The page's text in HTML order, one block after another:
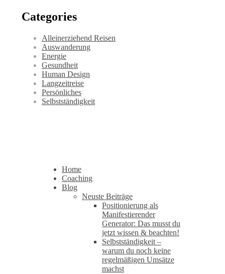
Categories
Alleinerziehend Reisen
Auswanderung
Energie
Gesundheit
Human Design
Langzeitreise
Persönliches
Selbstständigkeit
Home
Coaching
Blog
Neuste Beiträge
Positionierung als
Manifestierender
Generator: Das musst du
jetzt wissen & beachten!
Selbstständigkeit –
warum du noch keine
regelmäßigen Umsätze
machst